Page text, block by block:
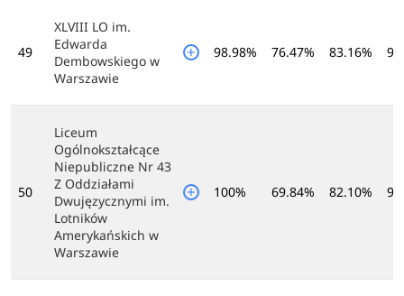
49
XLVIII LO im.
Edwarda
Dembowskiego w
Warszawie
98.98% 76.47% 83.16%
50
Liceum
Ogólnokształcące
Niepubliczne Nr 43
Z Oddziałami
Dwujęzycznymi im.
Lotników
Amerykańskich w
Warszawie
100% 69.84% 82.10%